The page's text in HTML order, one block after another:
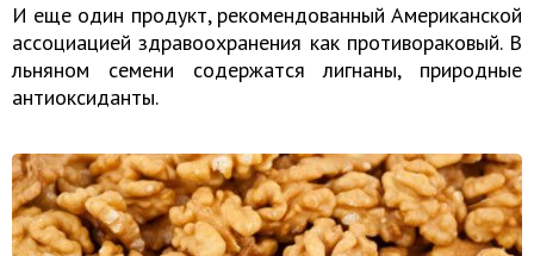
И еще один продукт, рекомендованный Американской
ассоциацией здравоохранения как противораковый. В
льняном семени содержатся лигнаны, природные
антиоксиданты.